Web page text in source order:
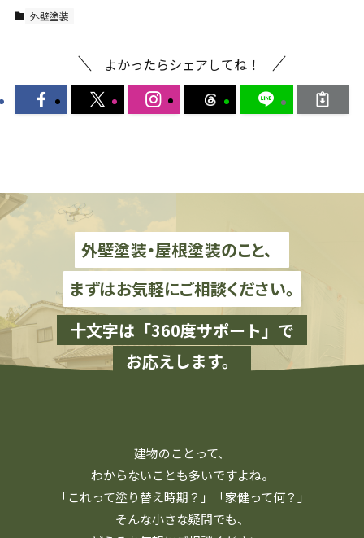
外壁塗装
よかったらシェアしてね！
外壁塗装・屋根塗装のこと、
まずはお気軽にご相談ください。
十文字は「360度サポート」で
お応えします。
建物のことって、
わからないことも多いですよね。
「これって塗り替え時期？」「家健って何？」
そんな小さな疑問でも、